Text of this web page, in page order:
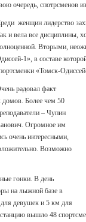
очередь, спотрсменов
женщин лидерство
и вела все дисциплины,
Вторыми,
1», в составе
«Томск-
радовал факт
домов. Более чем 50
– Чупин
Огромное им
очень интересными,
Возможно
гонки. В день
на лыжной базе в
девушек и 5 км для
вышло 48